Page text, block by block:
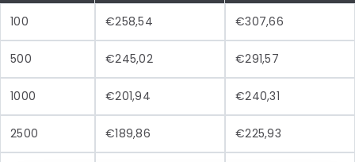
100 €258,54 €307,66
500 €245,02 €291,57
1000 €201,94 €240,31
2500 €189,86 €225,93